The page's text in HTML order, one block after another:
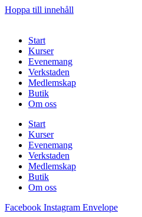
Hoppa till innehåll
Start
Kurser
Evenemang
Verkstaden
Medlemskap
Butik
Om oss
Start
Kurser
Evenemang
Verkstaden
Medlemskap
Butik
Om oss
Facebook Instagram Envelope